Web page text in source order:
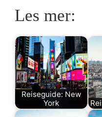
Les mer:
Reiseguide: New
York